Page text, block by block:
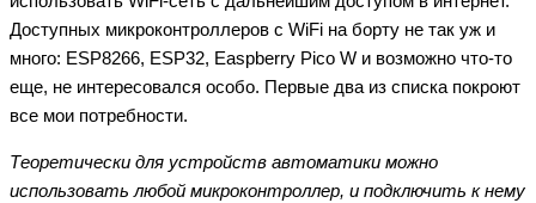
Доступных микроконтроллеров с WiFi на борту не так уж и
много: ESP8266, ESP32, Easpberry Pico W и возможно что-то
еще, не интересовался особо. Первые два из списка покроют
все мои потребности.
Теоретически для устройств автоматики можно
использовать любой микроконтроллер, и подключить к нему